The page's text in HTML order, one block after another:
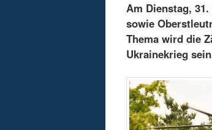
Am Dienstag,
sowie
Thema wird die
Ukrainekrieg